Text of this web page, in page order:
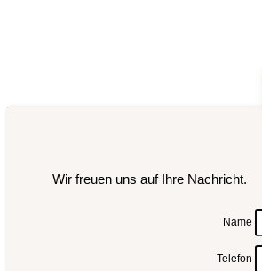
Wir freuen uns auf Ihre Nachricht.
Name
Telefon